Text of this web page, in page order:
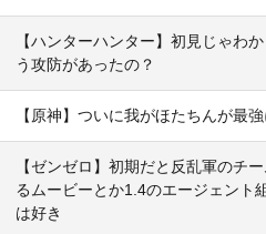
【ハンターハンター】初見じゃわ
う攻防があったの？
【原神】ついに我がほたちんが最
【ゼンゼロ】初期だと反乱軍のチ
るムービーとか1.4のエージェント
は好き